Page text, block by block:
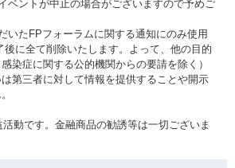
ベントが中止の場合がございますので予めご
いたFPフォーラムに関する通知にのみ使用
後に全て削除いたします。よって、他の目的
染症に関する公的機関からの要請を除く）
第三者に対して情報を提供することや開示
活動です。金融商品の勧誘等は一切ございま